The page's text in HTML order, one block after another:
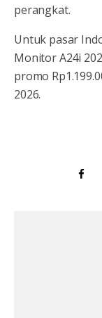
perangkat.
Untuk pasar
Monitor A24i
promo
2026.